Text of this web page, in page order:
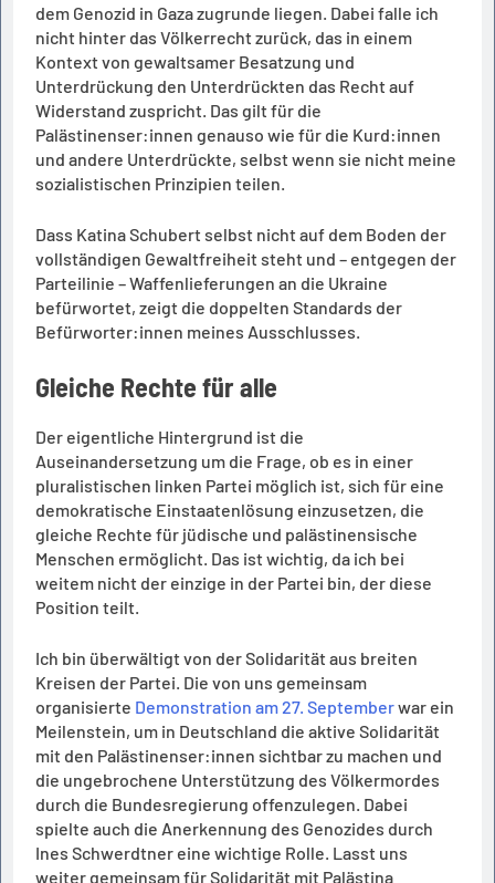
dem Genozid in Gaza zugrunde liegen. Dabei falle ich
nicht hinter das Völkerrecht zurück, das in einem
Kontext von gewaltsamer Besatzung und
Unterdrückung den Unterdrückten das Recht auf
Widerstand zuspricht. Das gilt für die
Palästinenser:innen genauso wie für die Kurd:innen
und andere Unterdrückte, selbst wenn sie nicht meine
sozialistischen Prinzipien teilen.
Dass Katina Schubert selbst nicht auf dem Boden der
vollständigen Gewaltfreiheit steht und – entgegen der
Parteilinie – Waffenlieferungen an die Ukraine
befürwortet, zeigt die doppelten Standards der
Befürworter:innen meines Ausschlusses.
Gleiche Rechte für alle
Der eigentliche Hintergrund ist die
Auseinandersetzung um die Frage, ob es in einer
pluralistischen linken Partei möglich ist, sich für eine
demokratische Einstaatenlösung einzusetzen, die
gleiche Rechte für jüdische und palästinensische
Menschen ermöglicht. Das ist wichtig, da ich bei
weitem nicht der einzige in der Partei bin, der diese
Position teilt.
Ich bin überwältigt von der Solidarität aus breiten
Kreisen der Partei. Die von uns gemeinsam
organisierte Demonstration am 27. Septemberwar ein
Meilenstein, um in Deutschland die aktive Solidarität
mit den Palästinenser:innen sichtbar zu machen und
die ungebrochene Unterstützung des Völkermordes
durch die Bundesregierung offenzulegen. Dabei
spielte auch die Anerkennung des Genozides durch
Ines Schwerdtner eine wichtige Rolle. Lasst uns
weiter gemeinsam für Solidarität mit Palästina